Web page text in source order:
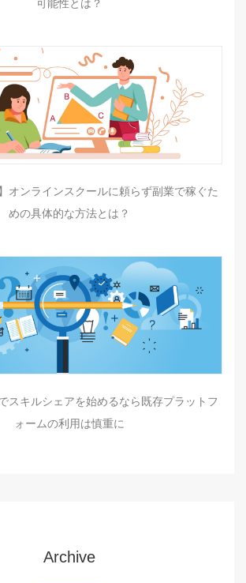
可能性とは？
オンラインスクールに頼らず副業で稼ぐた
めの具体的な方法とは？
スキルシェアを始めるなら既存プラットフ
ォームの利用は慎重に
Archive